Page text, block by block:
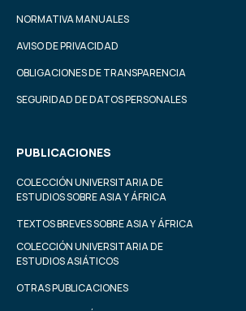
NORMATIVA MANUALES
AVISO DE PRIVACIDAD
OBLIGACIONES DE TRANSPARENCIA
SEGURIDAD DE DATOS PERSONALES
PUBLICACIONES
COLECCIÓN UNIVERSITARIA DE
ESTUDIOS SOBRE ASIA Y ÁFRICA
TEXTOS BREVES SOBRE ASIA Y ÁFRICA
COLECCIÓN UNIVERSITARIA DE
ESTUDIOS ASIÁTICOS
OTRAS PUBLICACIONES